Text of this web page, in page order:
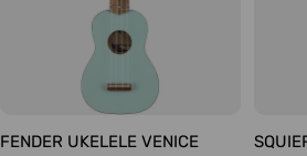
FENDER UKELELE VENICE